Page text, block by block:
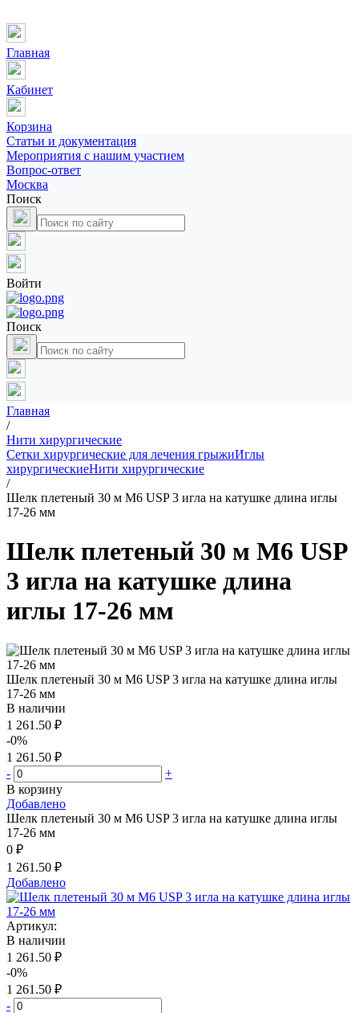
Главная
Кабинет
Корзина
Статьи и документация
Мероприятия с нашим участием
Вопрос-ответ
Москва
Поиск
Войти
Поиск
Главная
/
Нити хирургические
Сетки хирургические для лечения грыжиИглы
хирургическиеНити хирургические
/
Шелк плетеный 30 м М6 USP 3 игла на катушке длина иглы
17-26 мм
Шелк плетеный 30 м М6 USP
3 игла на катушке длина
иглы 17-26 мм
Шелк плетеный 30 м М6 USP 3 игла на катушке длина иглы
17-26 мм
В наличии
1 261.50 ₽
-0%
1 261.50 ₽
-
+
В корзину
Добавлено
Шелк плетеный 30 м М6 USP 3 игла на катушке длина иглы
17-26 мм
0 ₽
1 261.50 ₽
Добавлено
Артикул:
В наличии
1 261.50 ₽
-0%
1 261.50 ₽
-